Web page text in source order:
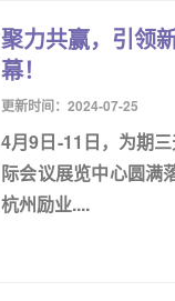
聚力共赢，引领
幕！
更新时间：2024-07-25
4月9日-11日，为期
际会议展览中心圆满
杭州励业....